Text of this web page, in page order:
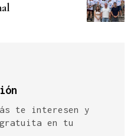
te interesen y
gratuita en tu